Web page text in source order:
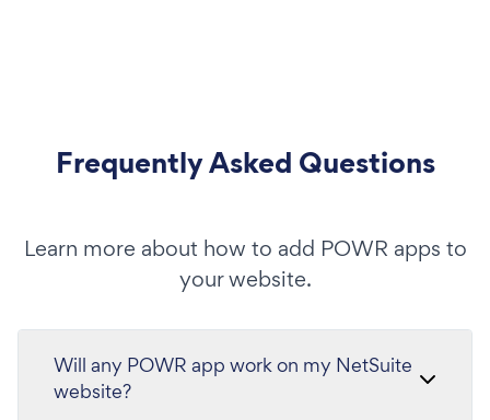
Frequently Asked Questions
Learn more about how to add POWR apps to
your website.
Will any POWR app work on my NetSuite
website?